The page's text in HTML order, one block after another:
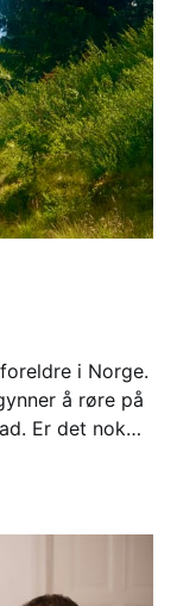
i Norge.
å røre på
Er det nok